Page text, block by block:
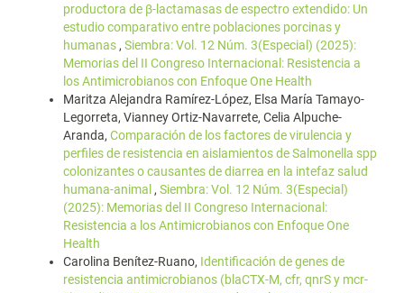
productora de β-lactamasas de espectro extendido: Un
estudio comparativo entre poblaciones porcinas y
humanas , Siembra: Vol. 12 Núm. 3(Especial) (2025):
Memorias del II Congreso Internacional: Resistencia a
los Antimicrobianos con Enfoque One Health
Maritza Alejandra Ramírez-López, Elsa María Tamayo-
Legorreta, Vianney Ortiz-Navarrete, Celia Alpuche-
Aranda, Comparación de los factores de virulencia y
perfiles de resistencia en aislamientos de Salmonella spp
colonizantes o causantes de diarrea en la intefaz salud
humana-animal , Siembra: Vol. 12 Núm. 3(Especial)
(2025): Memorias del II Congreso Internacional:
Resistencia a los Antimicrobianos con Enfoque One
Health
Carolina Benítez-Ruano, Identificación de genes de
resistencia antimicrobianos (blaCTX-M, cfr, qnrS y mcr-